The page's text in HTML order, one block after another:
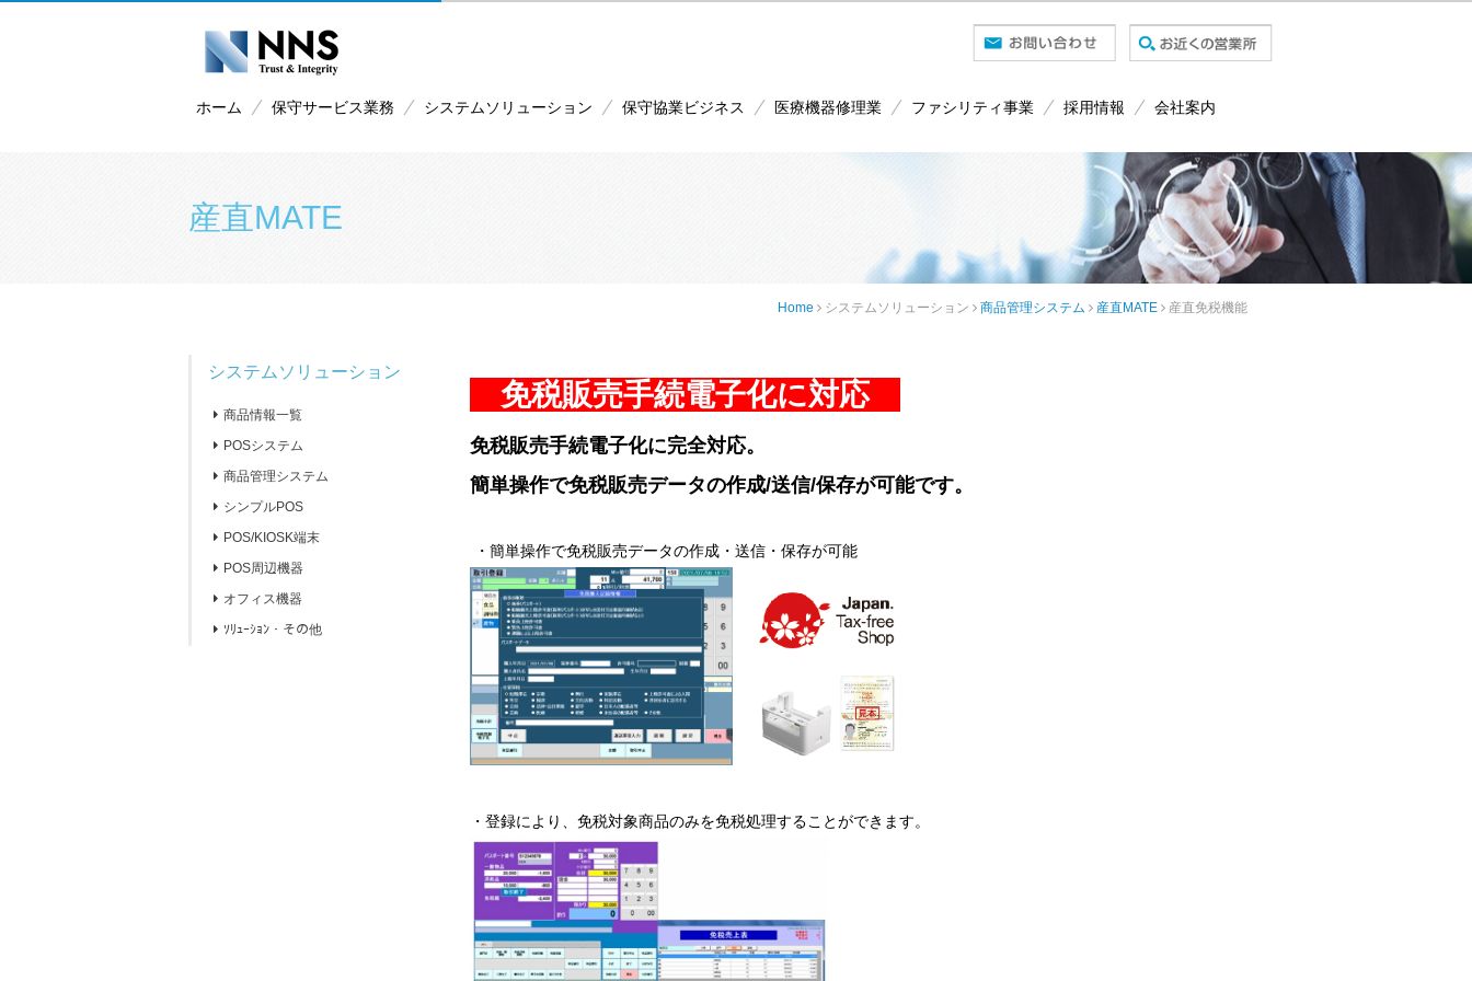
ホーム 保守サービス業務 システムソリューション 保守協業ビジネス 医療機器修理業 ファシリティ事業 採用情報 会社案内
産直MATE
システムソリューション
商品情報一覧
POSシステム
商品管理システム
シンプルPOS
POS/KIOSK端末
POS周辺機器
オフィス機器
ｿﾘｭｰｼｮﾝ・その他
Home システムソリューション 商品管理システム 産直MATE 産直免税機能
免税販売手続電子化に対応
免税販売手続電子化に完全対応。
簡単操作で免税販売データの作成/送信/保存が可能です。
・簡単操作で免税販売データの作成・送信・保存が可能
・登録により、免税対象商品のみを免税処理することができます。